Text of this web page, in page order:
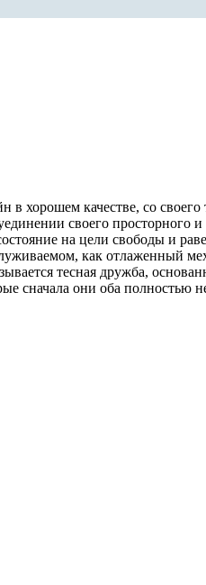
в хорошем качестве, со
своего
на цели свободы и
как
тесная дружба,
сначала они оба